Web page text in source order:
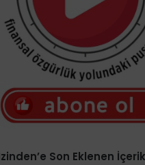
Son Eklenen